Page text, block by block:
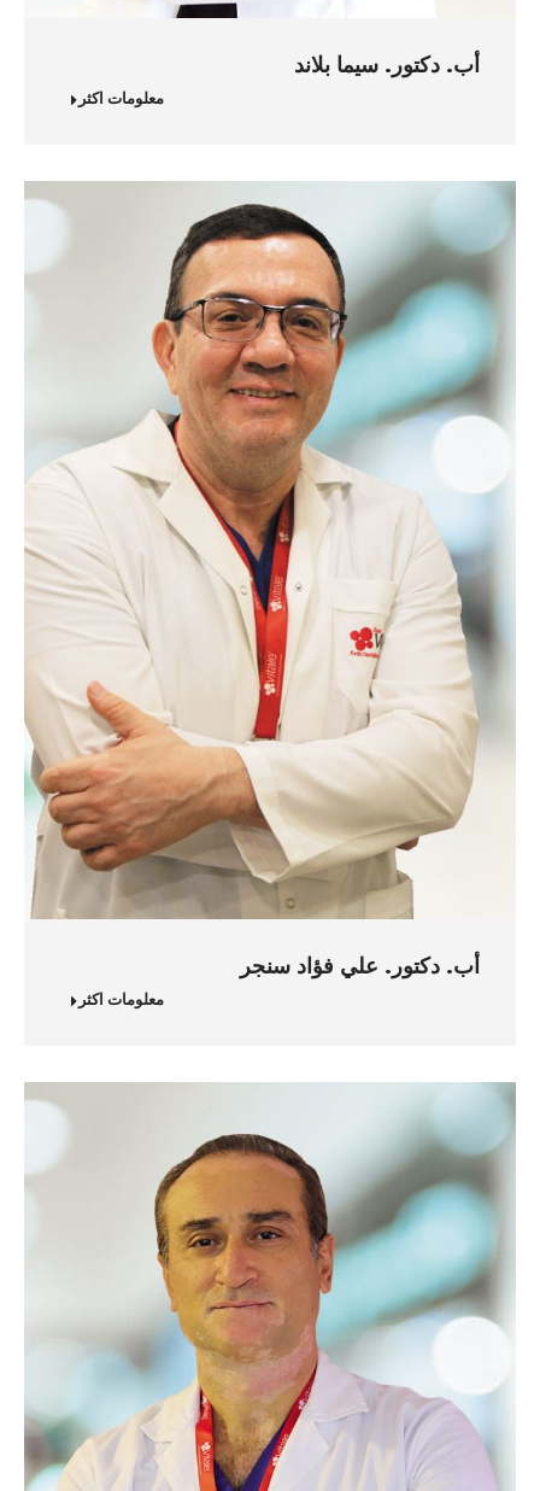
أب. دكتور. سيما بلاند
معلومات اكثر
أب. دكتور. علي فؤاد سنجر
معلومات اكثر